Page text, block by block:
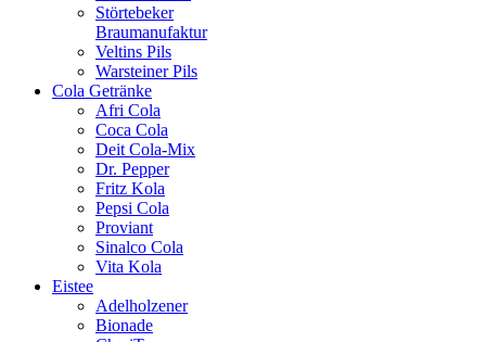
Störtebeker
Braumanufaktur
Veltins Pils
Warsteiner Pils
Cola Getränke
Afri Cola
Coca Cola
Deit Cola-Mix
Dr. Pepper
Fritz Kola
Pepsi Cola
Proviant
Sinalco Cola
Vita Kola
Eistee
Adelholzener
Bionade